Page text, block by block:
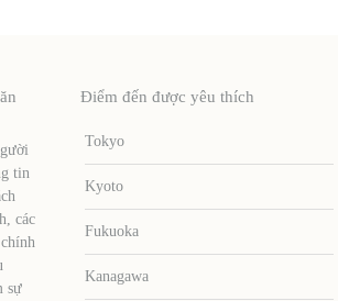
tin
các
sự
Điểm đến được yêu thích
Tokyo
Kyoto
Fukuoka
Kanagawa